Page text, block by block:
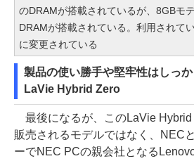
のDRAMが搭載されているが、8GBモ
DRAMが搭載されている。利用されて
に変更されている
製品の使い勝手や堅牢性はしっ
LaVie Hybrid Zero
最後になるが、このLaVie Hybrid
販売されるモデルではなく、NEC
ーでNEC PCの親会社となる